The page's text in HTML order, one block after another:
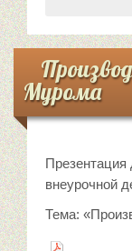
Мурома
Презентация
внеурочной
Тема: